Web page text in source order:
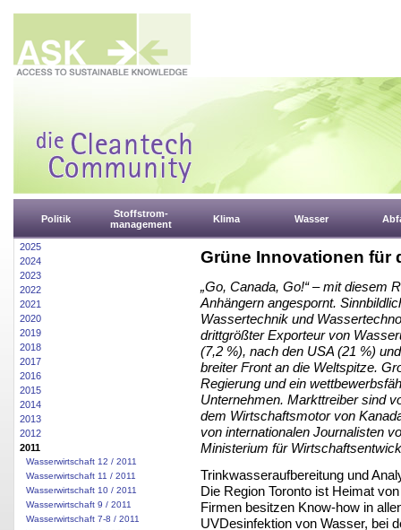
Politik
Stoffstrom-
management
Klima Wasser
2025
2024
2023
2022
2021
2020
2019
2018
2017
2016
2015
2014
2013
2012
2011
Wasserwirtschaft 12 / 2011
Wasserwirtschaft 11 / 2011
Wasserwirtschaft 10 / 2011
Wasserwirtschaft 9 / 2011
Wasserwirtschaft 7-8 / 2011
Grüne Innovationen für
„Go, Canada, Go!“ – mit diesem
Anhängern angespornt.
Wassertechnik und
drittgrößter Exporteur von
(7,2 %), nach den USA (21 %)
breiter Front an die Weltspitze.
Regierung und ein
Unternehmen. Markttreiber sind
dem Wirtschaftsmotor von
von internationalen Journalisten
Ministerium für
Trinkwasseraufbereitung und
Die Region Toronto ist Heimat
Firmen besitzen Know-how in
UVDesinfektion von Wasser, bei